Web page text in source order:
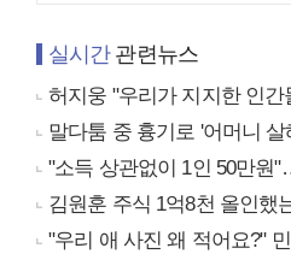
실시간관련뉴스
허지웅 "우리가 지지한 인간들
말다툼 중 흉기로 '어머니
"소득 상관없이 1인 50만원
김원훈 주식 1억8천 올인했
"우리 애 사진 왜 적어요?"